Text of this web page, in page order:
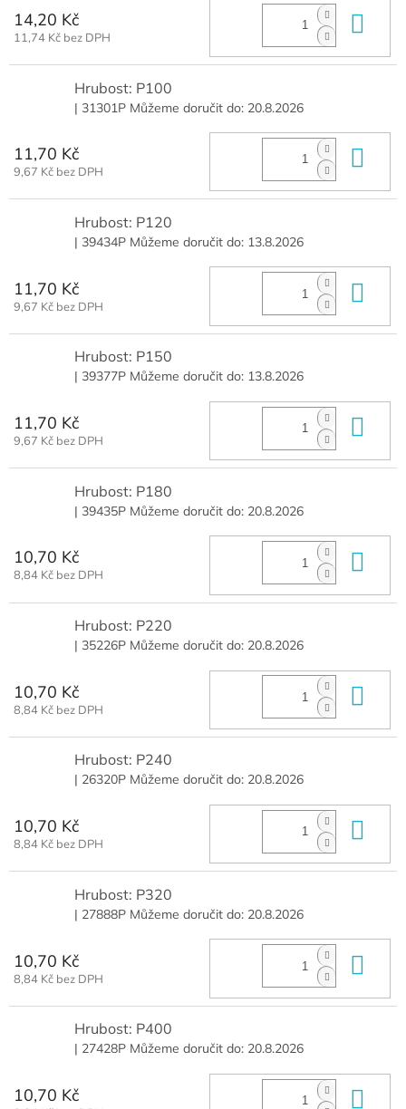
14,20 Kč
11,74 Kč bez DPH
Hrubost: P100
| 31301P Můžeme doručit do: 20.8.2026
11,70 Kč
9,67 Kč bez DPH
Hrubost: P120
| 39434P Můžeme doručit do: 13.8.2026
11,70 Kč
9,67 Kč bez DPH
Hrubost: P150
| 39377P Můžeme doručit do: 13.8.2026
11,70 Kč
9,67 Kč bez DPH
Hrubost: P180
| 39435P Můžeme doručit do: 20.8.2026
10,70 Kč
8,84 Kč bez DPH
Hrubost: P220
| 35226P Můžeme doručit do: 20.8.2026
10,70 Kč
8,84 Kč bez DPH
Hrubost: P240
| 26320P Můžeme doručit do: 20.8.2026
10,70 Kč
8,84 Kč bez DPH
Hrubost: P320
| 27888P Můžeme doručit do: 20.8.2026
10,70 Kč
8,84 Kč bez DPH
Hrubost: P400
| 27428P Můžeme doručit do: 20.8.2026
10,70 Kč